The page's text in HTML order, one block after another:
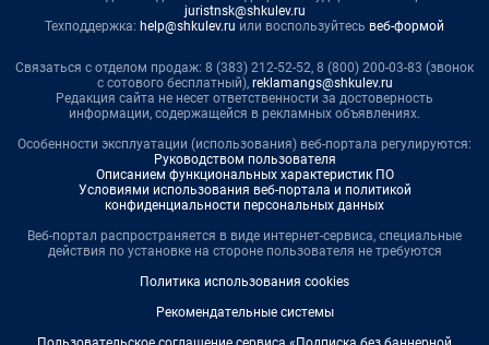
juristnsk@shkulev.ru
Техподдержка: help@shkulev.ru или воспользуйтесь веб-формой
Связаться с отделом продаж: 8 (383) 212-52-52, 8 (800) 200-03-83 (звонок
с сотового бесплатный), reklamangs@shkulev.ru
Редакция сайта не несет ответственности за достоверность
информации, содержащейся в рекламных объявлениях.
Особенности эксплуатации (использования) веб-портала регулируются:
Руководством пользователя
Описанием функциональных характеристик ПО
Условиями использования веб-портала и политикой
конфиденциальности персональных данных
Веб-портал распространяется в виде интернет-сервиса, специальные
действия по установке на стороне пользователя не требуются
Политика использования cookies
Рекомендательные системы